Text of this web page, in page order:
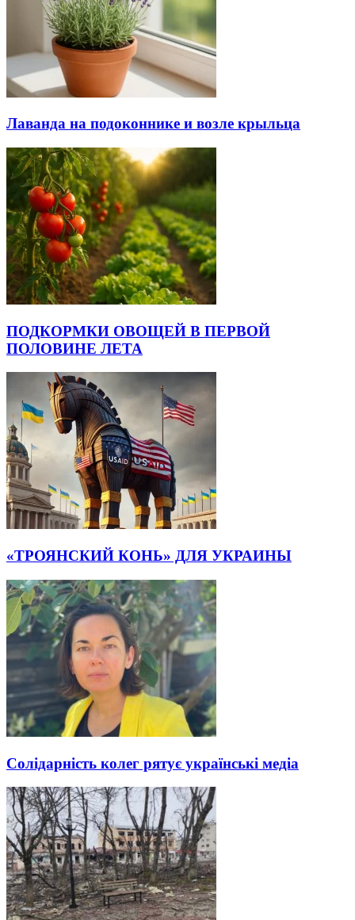
Лаванда на подоконнике и возле крыльца
ПОДКОРМКИ ОВОЩЕЙ В ПЕРВОЙ
ПОЛОВИНЕ ЛЕТА
«ТРОЯНСКИЙ КОНЬ» ДЛЯ УКРАИНЫ
Солідарність колег рятує українські медіа